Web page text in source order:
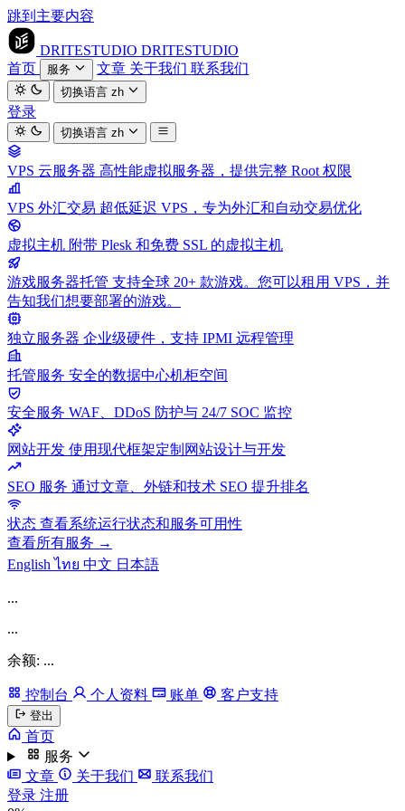
跳到主要内容
DRITESTUDIO DRITESTUDIO
首页
服务 文章 关于我们 联系我们
切换语言zh
登录
切换语言zh
VPS 云服务器 高性能虚拟服务器，提供完整 Root 权限
VPS 外汇交易 超低延迟 VPS，专为外汇和自动交易优化
虚拟主机 附带 Plesk 和免费 SSL 的虚拟主机
游戏服务器托管 支持全球 20+ 款游戏。您可以租用 VPS，并
告知我们想要部署的游戏。
独立服务器 企业级硬件，支持 IPMI 远程管理
托管服务 安全的数据中心机柜空间
安全服务 WAF、DDoS 防护与 24/7 SOC 监控
网站开发 使用现代框架定制网站设计与开发
SEO 服务 通过文章、外链和技术 SEO 提升排名
状态 查看系统运行状态和服务可用性
查看所有服务 →
Englishไทย 中文 日本語
...
...
余额: ...
控制台 个人资料 账单 客户支持
登出
首页
服务
文章
关于我们
联系我们
登录 注册